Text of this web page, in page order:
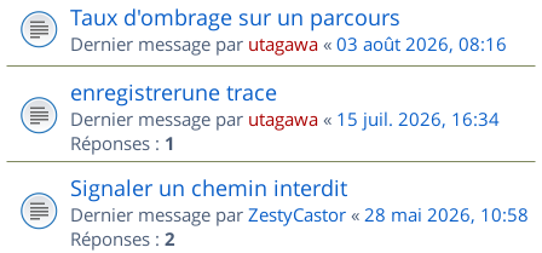
Taux d'ombrage sur un parcours
Dernier message par utagawa « 03 août 2026, 08:16
enregistrerune trace
Dernier message par utagawa « 15 juil. 2026, 16:34
Réponses : 1
Signaler un chemin interdit
Dernier message par ZestyCastor « 28 mai 2026, 10:58
Réponses : 2